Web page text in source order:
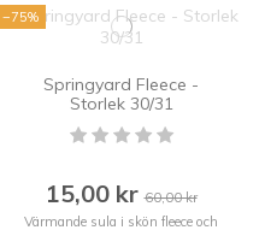
−75%
Springyard Fleece -
Storlek 30/31
15,00 kr60,00 kr
Värmande sula i skön fleece och